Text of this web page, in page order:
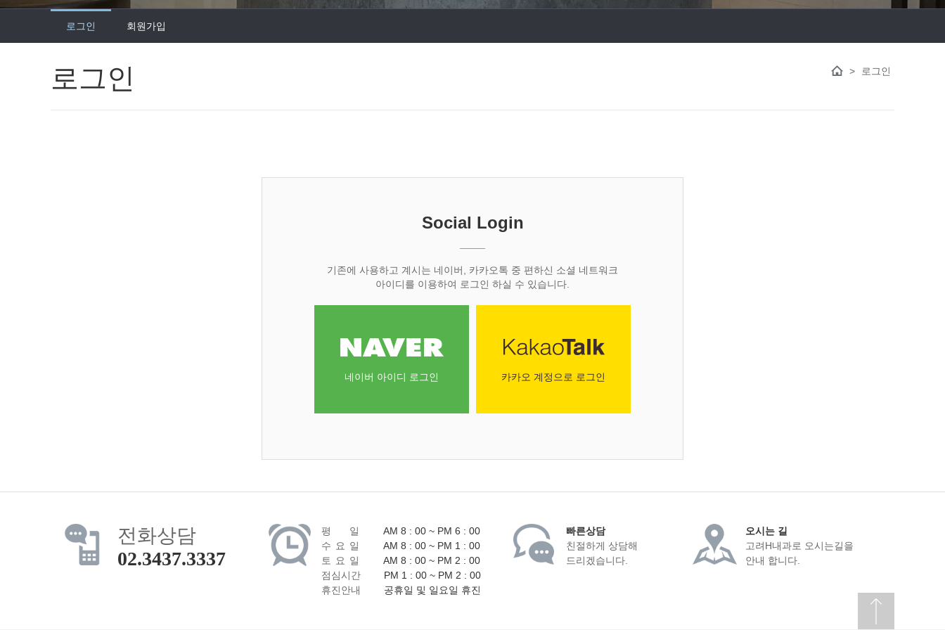
로그인 회원가입
로그인 > 로그인
Social Login
기존에 사용하고 계시는 네이버, 카카오톡 중 편하신 소셜 네트워크
아이디를 이용하여 로그인 하실 수 있습니다.
네이버 아이디 로그인 카카오 계정으로 로그인
전화상담
02.3437.3337
평 일
AM 8 : 00 ~ PM 6 : 00
수 요 일
AM 8 : 00 ~ PM 1 : 00
토 요 일
AM 8 : 00 ~ PM 2 : 00
점심시간
PM 1 : 00 ~ PM 2 : 00
휴진안내
공휴일 및 일요일 휴진
빠른상담
친절하게 상담해
드리겠습니다.
오시는 길
고려H내과로 오시는길을
안내 합니다.